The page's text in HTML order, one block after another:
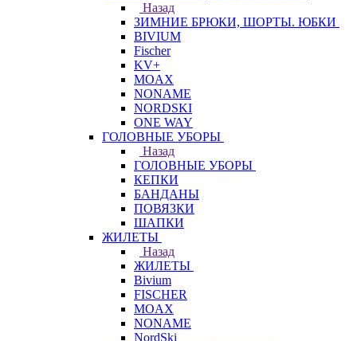
Назад
ЗИМНИЕ БРЮКИ, ШОРТЫ. ЮБКИ
BIVIUM
Fischer
KV+
MOAX
NONAME
NORDSKI
ONE WAY
ГОЛОВНЫЕ УБОРЫ
Назад
ГОЛОВНЫЕ УБОРЫ
КЕПКИ
БАНДАНЫ
ПОВЯЗКИ
ШАПКИ
ЖИЛЕТЫ
Назад
ЖИЛЕТЫ
Bivium
FISCHER
MOAX
NONAME
NordSki